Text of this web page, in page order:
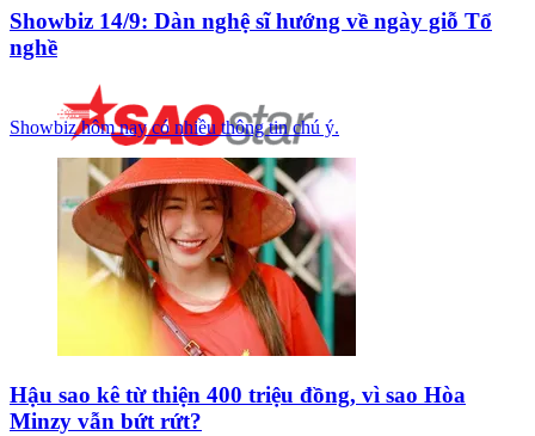
Showbiz 14/9: Dàn nghệ sĩ hướng về ngày giỗ Tổ
nghề
Showbiz hôm nay có nhiều thông tin chú ý.
Hậu sao kê từ thiện 400 triệu đồng, vì sao Hòa
Minzy vẫn bứt rứt?